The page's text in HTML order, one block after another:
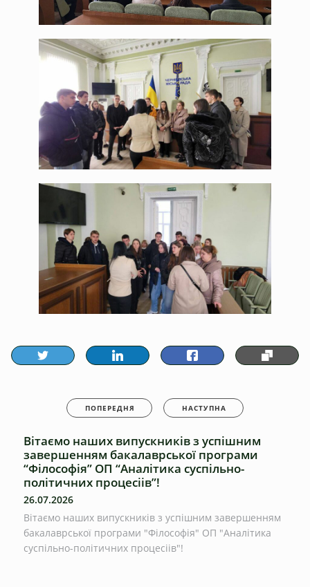
ПОПЕРЕДНЯ НАСТУПНА
Вітаємо наших випускників з успішним
завершенням бакалаврської програми
“Філософія” ОП “Аналітика суспільно-
політичних процесіів”!
26.07.2026
Вітаємо наших випускників з успішним завершенням
бакалаврської програми "Філософія" ОП "Аналітика
суспільно-політичних процесіів"!